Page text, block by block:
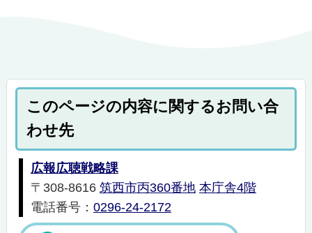
このページの内容に関するお問い合
わせ先
広報広聴戦略課
〒308-8616 筑西市丙360番地 本庁舎4階
電話番号： 0296-24-2172